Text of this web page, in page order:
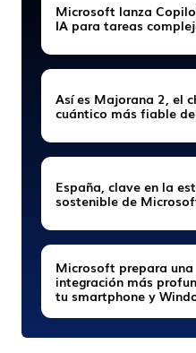
Microsoft lanza
IA para tareas
Así es Majorana 2, el
cuántico más fiable
España, clave en la
sostenible de
Microsoft prepara una
integración más
tu smartphone y